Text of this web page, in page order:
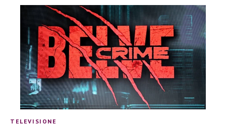
TELEVISIONE